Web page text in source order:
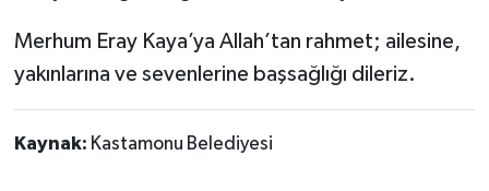
Merhum Eray Kaya’ya Allah’tan rahmet; ailesine,
yakınlarına ve sevenlerine başsağlığı dileriz.
Kaynak: Kastamonu Belediyesi
Yerel Haberler
Haber Arşivi